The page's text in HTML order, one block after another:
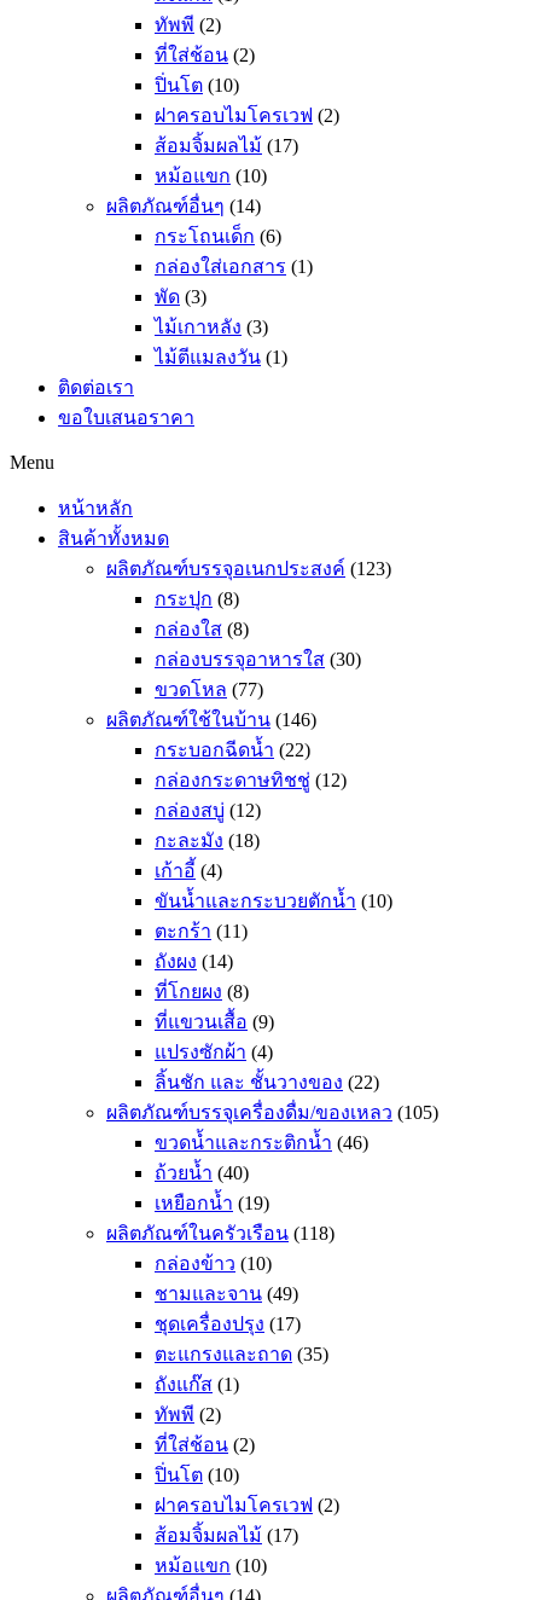
ทัพพี (2)
ที่ใส่ช้อน (2)
ปิ่นโต (10)
ฝาครอบไมโครเวฟ (2)
ส้อมจิ้มผลไม้ (17)
หม้อแขก (10)
ผลิตภัณฑ์อื่นๆ (14)
กระโถนเด็ก (6)
กล่องใส่เอกสาร (1)
พัด (3)
ไม้เกาหลัง (3)
ไม้ตีแมลงวัน (1)
ติดต่อเรา
ขอใบเสนอราคา
Menu
หน้าหลัก
สินค้าทั้งหมด
ผลิตภัณฑ์บรรจุอเนกประสงค์ (123)
กระปุก (8)
กล่องใส (8)
กล่องบรรจุอาหารใส (30)
ขวดโหล (77)
ผลิตภัณฑ์ใช้ในบ้าน (146)
กระบอกฉีดน้ำ (22)
กล่องกระดาษทิชชู่ (12)
กล่องสบู่ (12)
กะละมัง (18)
เก้าอี้ (4)
ขันน้ำและกระบวยตักน้ำ (10)
ตะกร้า (11)
ถังผง (14)
ที่โกยผง (8)
ที่แขวนเสื้อ (9)
แปรงซักผ้า (4)
ลิ้นชัก และ ชั้นวางของ (22)
ผลิตภัณฑ์บรรจุเครื่องดื่ม/ของเหลว (105)
ขวดน้ำและกระติกน้ำ (46)
ถ้วยน้ำ (40)
เหยือกน้ำ (19)
ผลิตภัณฑ์ในครัวเรือน (118)
กล่องข้าว (10)
ชามและจาน (49)
ชุดเครื่องปรุง (17)
ตะแกรงและถาด (35)
ถังแก๊ส (1)
ทัพพี (2)
ที่ใส่ช้อน (2)
ปิ่นโต (10)
ฝาครอบไมโครเวฟ (2)
ส้อมจิ้มผลไม้ (17)
หม้อแขก (10)
ผลิตภัณฑ์อื่นๆ (14)